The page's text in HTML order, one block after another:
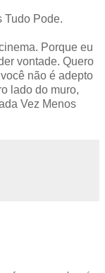
Tudo Pode.
Porque eu
vontade. Quero
não é adepto
lado do muro,
Vez Menos